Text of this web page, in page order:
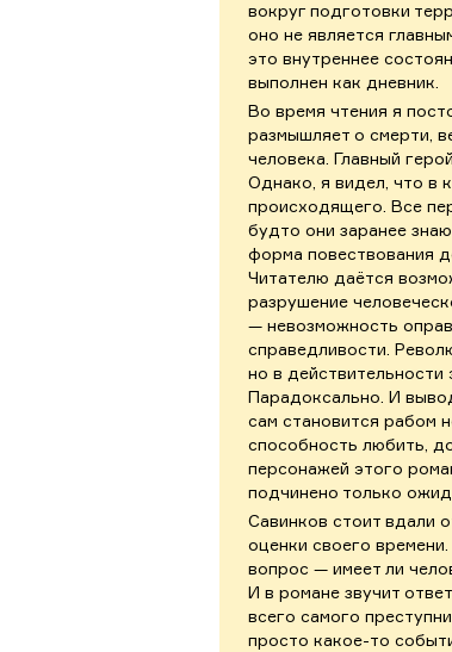
вокруг подготовки
оно не является
это внутреннее
выполнен как дневник.
Во время чтения я
размышляет о смерти,
человека. Главный
Однако, я видел, что в
происходящего. Все
будто они заранее
форма повествования
Читателю даётся
разрушение
— невозможность
справедливости.
но в действительности
Парадоксально. И
сам становится рабом
способность любить,
персонажей этого
подчинено только
Савинков стоит вдали
оценки своего
вопрос — имеет ли
И в романе звучит
всего самого
просто какое-то